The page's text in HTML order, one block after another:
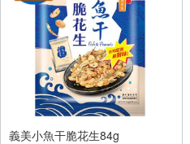
義美小魚干脆花生84g